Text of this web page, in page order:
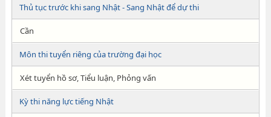
Thủ tục trước khi sang Nhật - Sang Nhật để dự thi
Cần
Môn thi tuyển riêng của trường đại học
Xét tuyển hồ sơ, Tiểu luận, Phỏng vấn
Kỳ thi năng lực tiếng Nhật